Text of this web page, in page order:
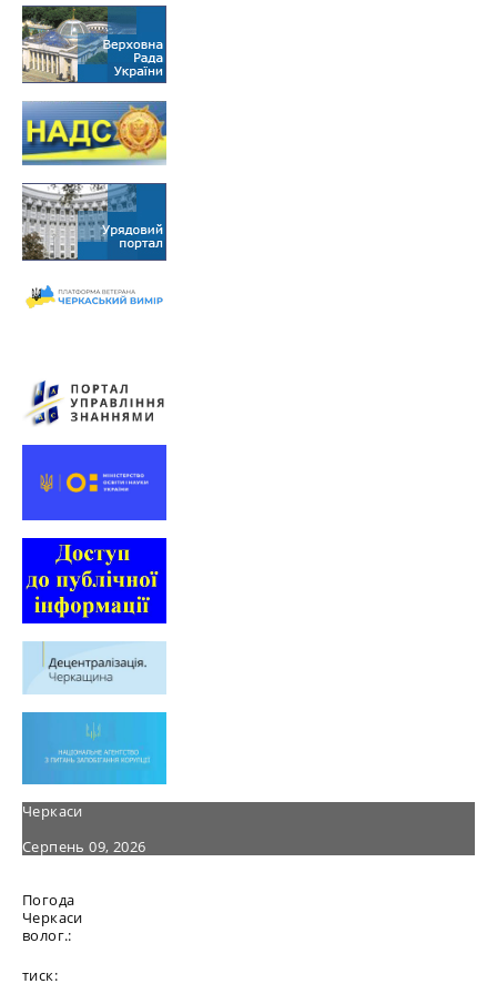
Черкаси
Серпень 09, 2026
Погода
Черкаси
волог.:
тиск: